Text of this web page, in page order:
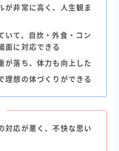
が非常に高く、人生観ま
いて、自炊・外食・コン
面に対応できる
が落ち、体力も向上した
理想の体づくりができる
対応が悪く、不快な思い